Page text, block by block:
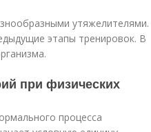
утяжелителями.
этапы тренировок. В
при физических
процесса